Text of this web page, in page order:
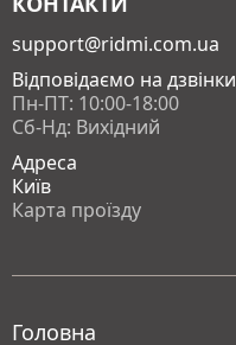
support@ridmi.com.ua
Відповідаємо на дзвінки
Пн-ПТ: 10:00-18:00
Сб-Нд: Вихідний
Адреса
Київ
Карта проїзду
Головна